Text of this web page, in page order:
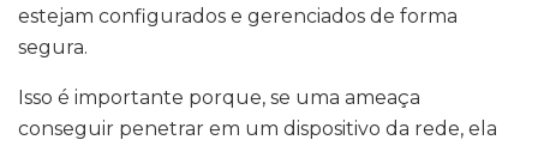
estejam configurados e gerenciados de forma
segura.
Isso é importante porque, se uma ameaça
conseguir penetrar em um dispositivo da rede, ela